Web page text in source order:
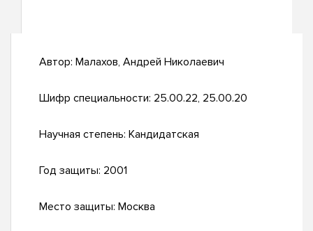
Автор: Малахов, Андрей Николаевич
Шифр специальности: 25.00.22, 25.00.20
Научная степень: Кандидатская
Год защиты: 2001
Место защиты: Москва